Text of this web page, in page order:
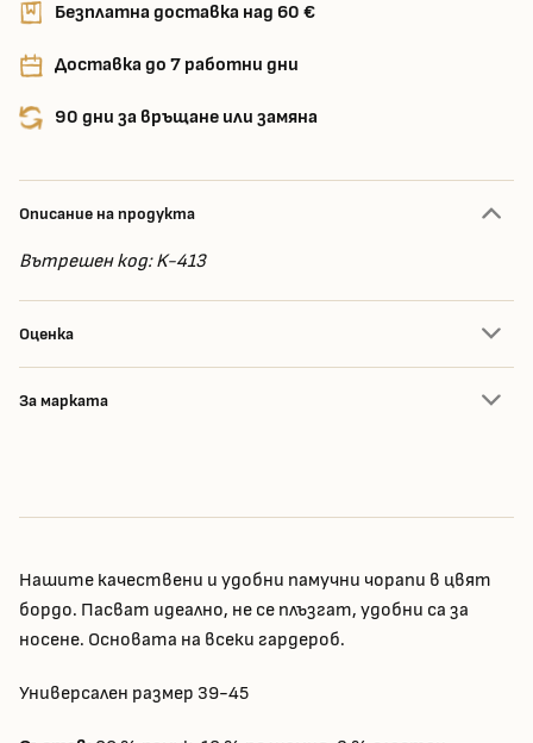
Безплатна доставка над 60 €
Доставка до 7 работни дни
90 дни за връщане или замяна
Описание на продукта
Вътрешен код: K-413
Оценка
За марката
Нашите качествени и удобни памучни чорапи в цвят
бордо. Пасват идеално, не се плъзгат, удобни са за
носене. Основата на всеки гардероб.
Универсален размер 39-45